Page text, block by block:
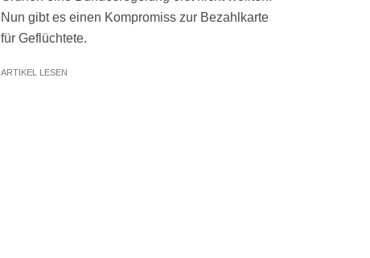
Nun gibt es einen Kompromiss zur Bezahlkarte
für Geflüchtete.
ARTIKEL LESEN